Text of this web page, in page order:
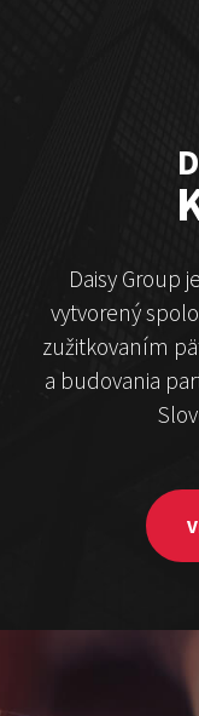
Stand-
Daisy Group
vytvorený
zužitkovaním
a budovania